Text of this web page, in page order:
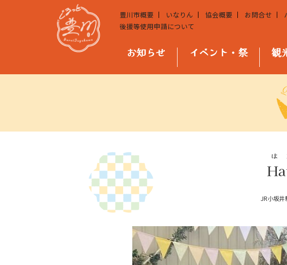
豊川市概要 いなりん 協会概要 お問合せ
後援等使用申請について
お知らせ イベント・祭 観
JR小坂井